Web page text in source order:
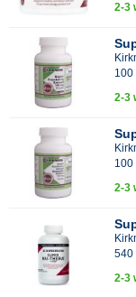
2-3
100
2-3
100
2-3
540
2-3